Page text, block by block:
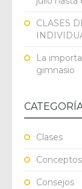
CLASES
La
gimnasio
Clases
Conceptos
Consejos